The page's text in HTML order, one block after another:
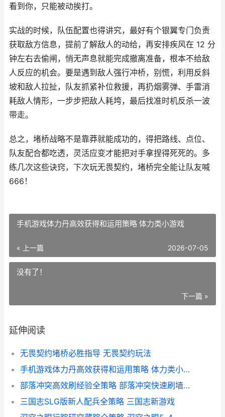
看到你，只能被动挨打。
实战的时候，队伍配置也得讲究，最好有个银翼专门负责
获取敌方信息，提前了解敌人的动给，再安排疾风在 12 分
钟左右去偷闸，悄无声息就能完成撤离准备，根本不给敌
人反应的机会。要是遇到敌人强行冲桥，别慌，利用反斜
坡和敌人拉扯，队友抓紧补位救援，再扔烟雾弹、手雷消
耗敌人情形，一步步把敌人耗垮，最后找准时机反杀一波
带走。
总之，堵桥战略不是靠莽就能成功的，得把路线、点位、
队友配合都吃透，灵活应变才能把对手拿捏得死死的。多
练几次这些诀窍，下次玩无畏契约，堵桥完全能让队友喊
666！
手机游戏体力丹高效获得和运用策略 体力类小游戏
« 上一篇 2026-07-05
没有了！
下一篇 »
延伸阅读
无畏契约堵桥必胜指导 无畏契约玩法
手机游戏体力丹高效获得和运用策略 体力类小游戏
部落冲突高效刷经验全策略 部落冲突快速刷墙方法
三国志SLG版新人配兵全策略 三国志新游戏